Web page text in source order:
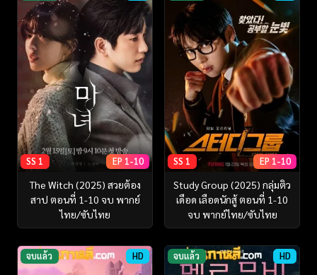
SS 1 EP 1-10
The Witch (2025) สวยต้อง
สาป ตอนที่ 1-10 จบ พากย์
ไทย/ซับไทย
SS 1 EP 1-10
Study Group (2025) กลุ่มติว
เดือด เลือดนักสู้ ตอนที่ 1-10
จบ พากย์ไทย/ซับไทย
จบแล้ว HD จบแล้ว HD